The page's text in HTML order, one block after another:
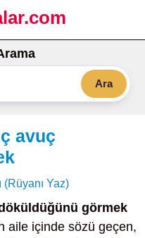
Ara
avuç
(Rüyanı Yaz)
görmek
aile içinde sözü geçen,